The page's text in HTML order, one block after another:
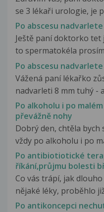
se 3 lékaři urologie, je
Po abscesu nadvarlete
Ještě paní doktorko tet
to spermatokéla prosím
Po abscesu nadvarlete
Vážená paní lékařko
nadvarleti 8 mm tuhý -
Po alkoholu i po
převážně nohy
Dobrý den, chtěla bych
vždy po alkoholu i po
Po antibiotiotické
říkání,průjmu bolesti
Co vás trápí, jak
nějaké léky, proběhlo
Po antikoncepci